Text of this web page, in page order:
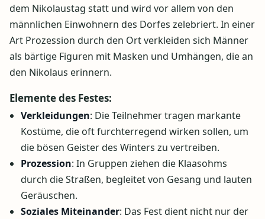
dem Nikolaustag statt und wird vor allem von den
männlichen Einwohnern des Dorfes zelebriert. In einer
Art Prozession durch den Ort verkleiden sich Männer
als bärtige Figuren mit Masken und Umhängen, die an
den Nikolaus erinnern.
Elemente des Festes:
Verkleidungen: Die Teilnehmer tragen markante
Kostüme, die oft furchterregend wirken sollen, um
die bösen Geister des Winters zu vertreiben.
Prozession: In Gruppen ziehen die Klaasohms
durch die Straßen, begleitet von Gesang und lauten
Geräuschen.
Soziales Miteinander: Das Fest dient nicht nur der